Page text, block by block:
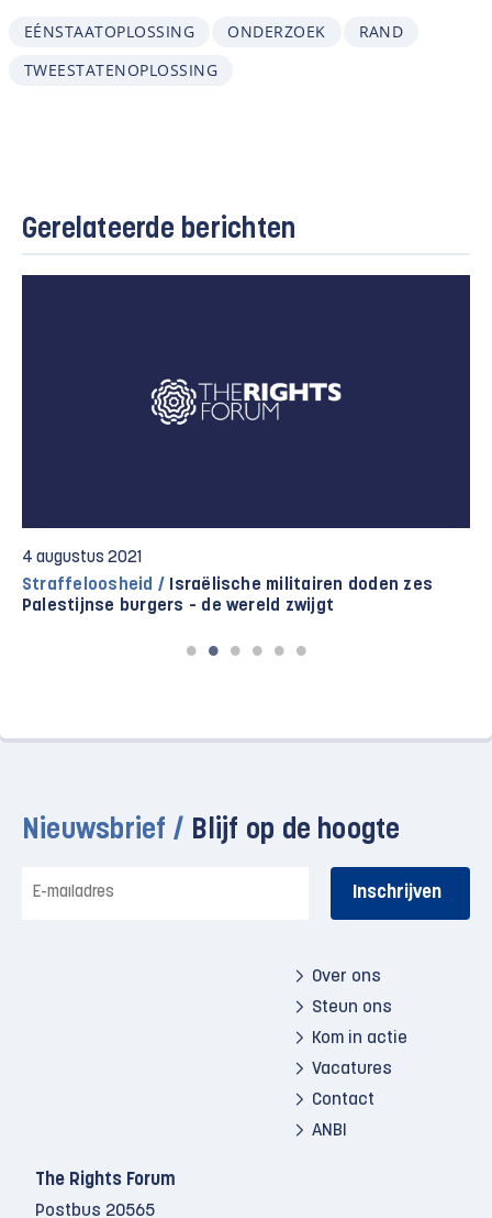
EÉNSTAATOPLOSSING ONDERZOEK
RAND
TWEESTATENOPLOSSING
Gerelateerde berichten
4 augustus 2021
Straffeloosheid / Israëlische militairen doden zes
Palestijnse burgers – de wereld zwijgt
Nieuwsbrief / Blijf op de hoogte
mailadres
Over ons
Steun ons
Kom in actie
Vacatures
Contact
ANBI
The Rights Forum
Postbus 20565